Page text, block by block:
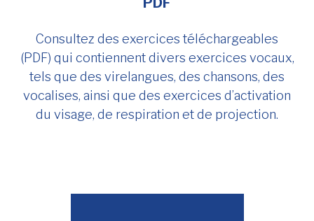
Consultez des exercices téléchargeables
(PDF) qui contiennent divers exercices vocaux,
tels que des virelangues, des chansons, des
vocalises, ainsi que des exercices d’activation
du visage, de respiration et de projection.